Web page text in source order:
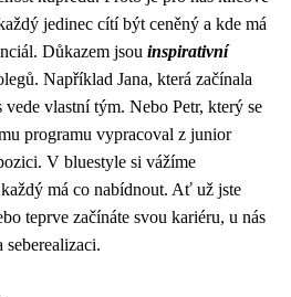
jedinec cítí být ceněný a kde má
Důkazem jsou inspirativní
Například Jana, která začínala
vede vlastní tým. Nebo Petr, který se
programu vypracoval z junior
V bluestyle si vážíme
má co nabídnout. Ať už jste
teprve začínáte svou kariéru, u nás
seberealizaci.